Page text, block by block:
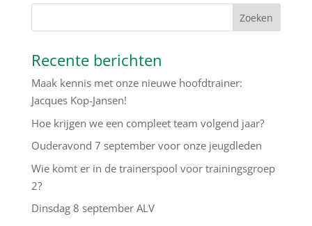
Recente berichten
Maak kennis met onze nieuwe hoofdtrainer:
Jacques Kop-Jansen!
Hoe krijgen we een compleet team volgend jaar?
Ouderavond 7 september voor onze jeugdleden
Wie komt er in de trainerspool voor trainingsgroep
2?
Dinsdag 8 september ALV